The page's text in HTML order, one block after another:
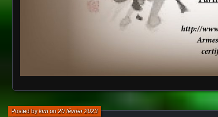
Posted bykimon20 février 2023